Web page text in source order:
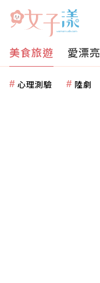
美食旅遊 愛漂亮
心理測驗 陸劇